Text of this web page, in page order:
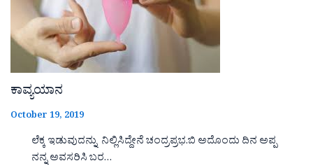
ಕಾವ್ಯಯಾನ
October 19, 2019
ಲೆಕ್ಕ ಇಡುವುದನ್ನು ನಿಲ್ಲಿಸಿದ್ದೇನೆ ಚಂದ್ರಪ್ರಭ.ಬಿ ಅದೊಂದು ದಿನ ಅಪ್ಪ
ನನ್ನ ಅವಸರಿಸಿ ಬರ…